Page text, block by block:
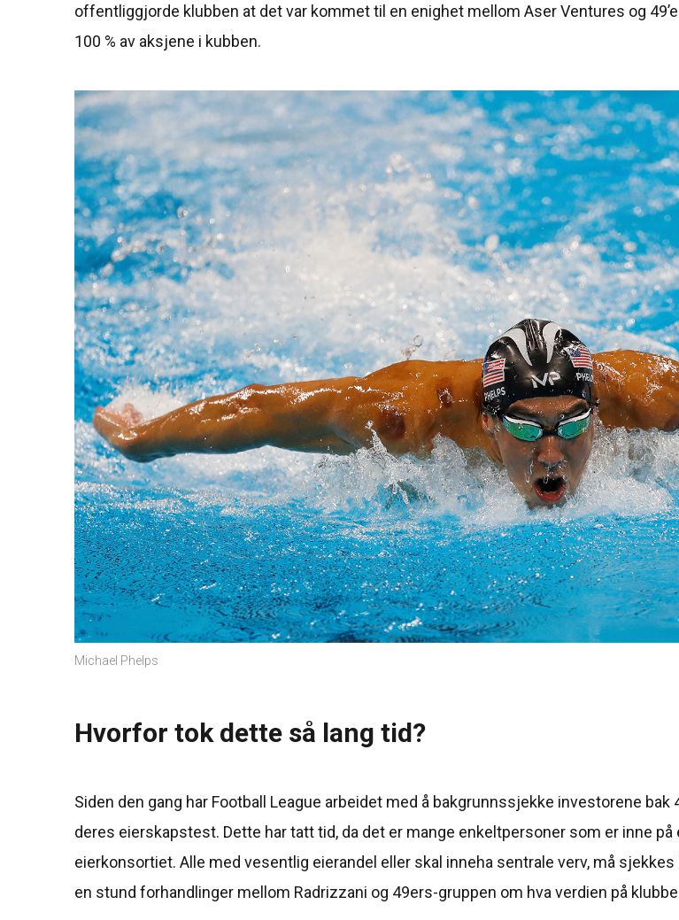
offentliggjorde klubben at det var kommet til en enighet mellom Aser Ventures og
100 % av aksjene i kubben.
Michael Phelps
Hvorfor tok dette så lang tid?
Siden den gang har Football League arbeidet med å bakgrunnssjekke investorene bak
deres eierskapstest. Dette har tatt tid, da det er mange enkeltpersoner som er inne
eierkonsortiet. Alle med vesentlig eierandel eller skal inneha sentrale verv, må
en stund forhandlinger mellom Radrizzani og 49ers-gruppen om hva verdien på